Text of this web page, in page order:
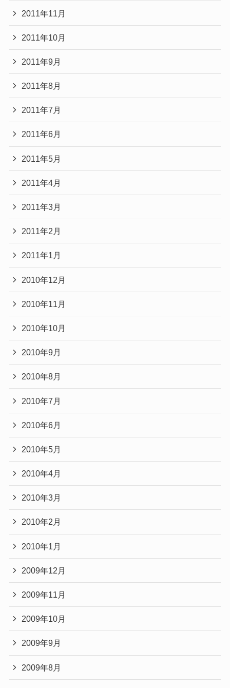
2011年11月
2011年10月
2011年9月
2011年8月
2011年7月
2011年6月
2011年5月
2011年4月
2011年3月
2011年2月
2011年1月
2010年12月
2010年11月
2010年10月
2010年9月
2010年8月
2010年7月
2010年6月
2010年5月
2010年4月
2010年3月
2010年2月
2010年1月
2009年12月
2009年11月
2009年10月
2009年9月
2009年8月